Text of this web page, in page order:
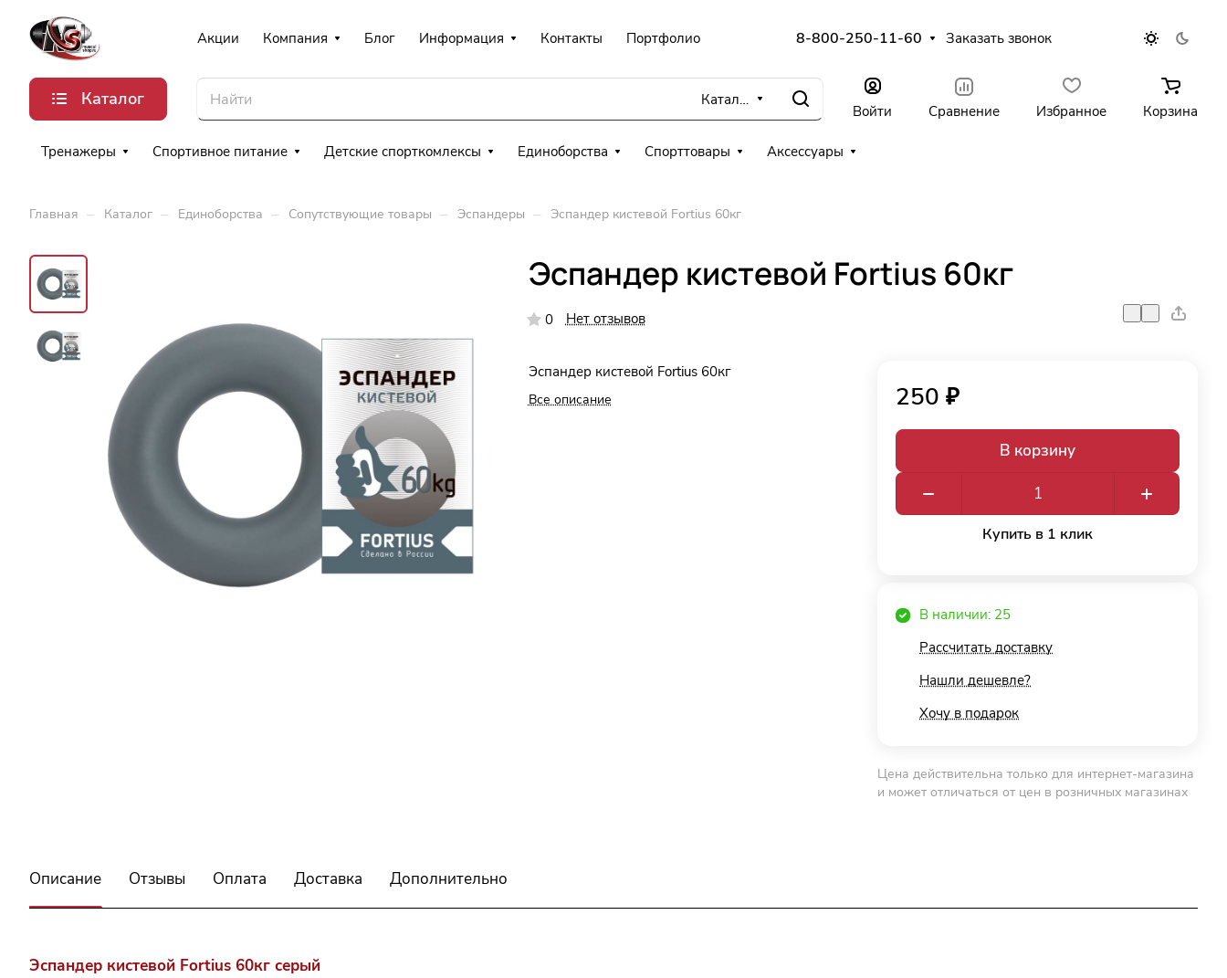
Акции Компания Блог Информация Контакты Портфолио 8-800-250-11-60 Заказать звонок
Каталог Каталог
Войти Сравнение Избранное Корзина
Тренажеры Спортивное питание Детские спорткомлексы Единоборства Спорттовары Аксессуары
Главная – Каталог – Единоборства – Сопутствующие товары – Эспандеры – Эспандер кистевой Fortius 60кг
Эспандер кистевой Fortius 60кг
0 Нет отзывов
Эспандер кистевой Fortius 60кг
Все описание 250 ₽
В корзину
Купить в 1 клик
В наличии: 25
Рассчитать доставку
Нашли дешевле?
Хочу в подарок
Цена действительна только для интернет-магазина
и может отличаться от цен в розничных магазинах
Описание Отзывы Оплата Доставка Дополнительно
Эспандер кистевой Fortius 60кг серый